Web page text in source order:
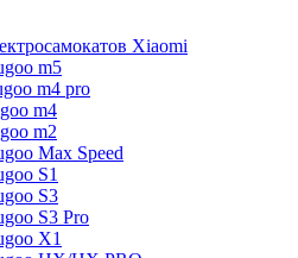
Xiaomi
m5
m4 pro
m4
m2
Max Speed
S1
S3
S3 Pro
X1